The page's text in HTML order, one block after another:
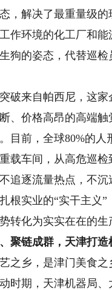
，解决了最重量级的
环境的化工厂和能
狗的姿态，代替巡
来自帕西尼，这家
、价格高昂的高端
目前，全球80%的人
车间，从高危巡检
追逐流量热点，不沉
实业的“实干主义”
转化为实实在在的
聚链成群，天津打造
乡，是津门美食之
时期，天津机器局